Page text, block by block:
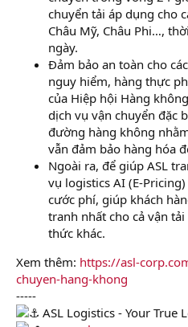
chuyển tải áp dụng cho
Châu Mỹ, Châu Phi…,
ngày.
Đảm bảo an toàn cho
nguy hiểm, hàng thực
của Hiệp hội Hàng
dịch vụ vận chuyển đặc
đường hàng không
vẫn đảm bảo hàng hóa
Ngoài ra, để giúp ASL
vụ logistics AI (E-
cước phí, giúp khách
tranh nhất cho cả vận
thức khác.
Xem thêm: https://asl-
chuyen-hang-khong
-----
ASL Logistics - Your True